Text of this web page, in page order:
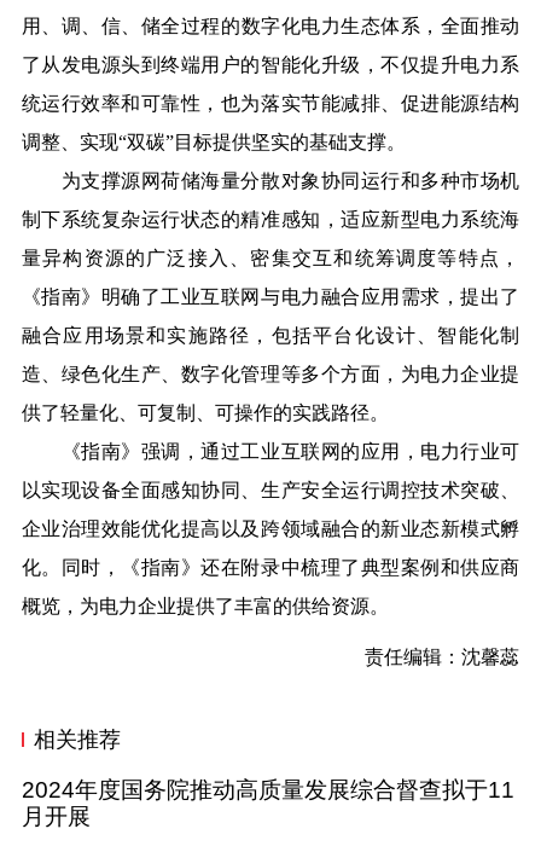
用、调、信、 储全过程的数字化电力生态体系，全面推动
了从发电源头到终端用户的智能化升级，不仅提升电力系
统运行效率和可靠性，也为落实节能减排、促进能源结构
调整、实现“双碳”目标提供坚实的基础支撑。
为支撑源网荷储海量分散对象协同运行和多种市场机
制下系统复杂运行状态的精准感知，适应新型电力系统海
量异构资源的广泛接入、密集交互和统筹调度等特点，
《指南》明确了工业互联网与电力融合应用需求，提出了
融合应用场景和实施路径，包括平台化设计、智能化制
造、绿色化生产、数字化管理等多个方面，为电力企业提
供了轻量化、可复制、可操作的实践路径。
《指南》强调，通过工业互联网的应用，电力行业可
以实现设备全面感知协同、生产安全运行调控技术突破、
企业治理效能优化提高以及跨领域融合的新业态新模式孵
化。同时，《指南》还在附录中梳理了典型案例和供应商
概览，为电力企业提供了丰富的供给资源。
责任编辑：沈馨蕊
相关推荐
2024年度国务院推动高质量发展综合督查拟于11
月开展